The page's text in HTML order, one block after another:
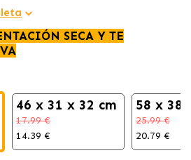
seguro
tallas
SECA Y TE
46 x 31 x 32 cm
17.99 €
14.39 €
58 x 38
25.99 €
20.79 €